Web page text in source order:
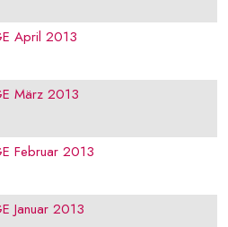
April 2013
März 2013
Februar 2013
Januar 2013